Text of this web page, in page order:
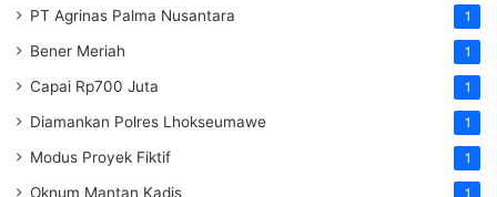
PT Agrinas Palma Nusantara 1
Bener Meriah 1
Capai Rp700 Juta 1
Diamankan Polres Lhokseumawe 1
Modus Proyek Fiktif 1
Oknum Mantan Kadis 1